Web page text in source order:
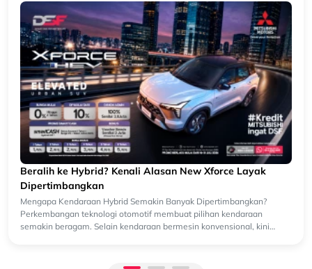
Beralih ke Hybrid? Kenali Alasan New Xforce Layak
Dipertimbangkan
Mengapa Kendaraan Hybrid Semakin Banyak Dipertimbangkan?
Perkembangan teknologi otomotif membuat pilihan kendaraan
semakin beragam. Selain kendaraan bermesin konvensional, kini